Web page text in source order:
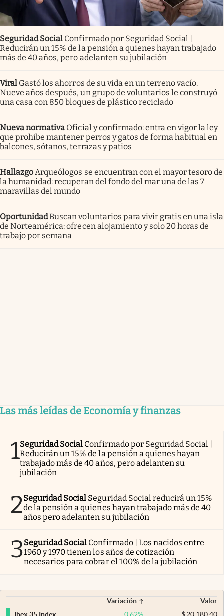
Seguridad Social Confirmado por Seguridad Social |
Reducirán un 15% de la pensión a quienes hayan trabajado
más de 40 años, pero adelanten su jubilación
Viral Gastó los ahorros de su vida en un terreno vacío.
Nueve años después, un grupo de voluntarios le construyó
una casa con 850 bloques de plástico reciclado
Nueva normativa Oficial y confirmado: entra en vigor la ley
que prohíbe mantener perros y gatos de forma habitual en
balcones, sótanos, terrazas y patios
Hallazgo Arqueólogos se encuentran con el mayor tesoro de
la humanidad: recuperan del fondo del mar una de las 7
maravillas del mundo
OportunidadBuscan voluntarios para vivir gratis en una isla
de Norteamérica: ofrecen alojamiento y solo 20 horas de
trabajo por semana
Las más leídas de Economía y finanzas
1Seguridad Social Confirmado por Seguridad Social |
Reducirán un 15% de la pensión a quienes hayan
trabajado más de 40 años, pero adelanten su
jubilación
2Seguridad Social Seguridad Social reducirá un 15%
de la pensión a quienes hayan trabajado más de 40
años pero adelanten su jubilación
3Seguridad Social Confirmado | Los nacidos entre
1960 y 1970 tienen los años de cotización
necesarios para cobrar el 100% de la jubilación
Variación
Valor
0,62% $20.180,40